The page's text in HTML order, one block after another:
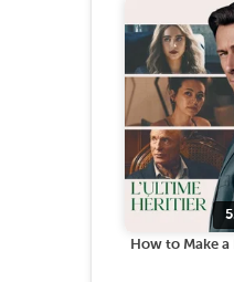
How to Make a